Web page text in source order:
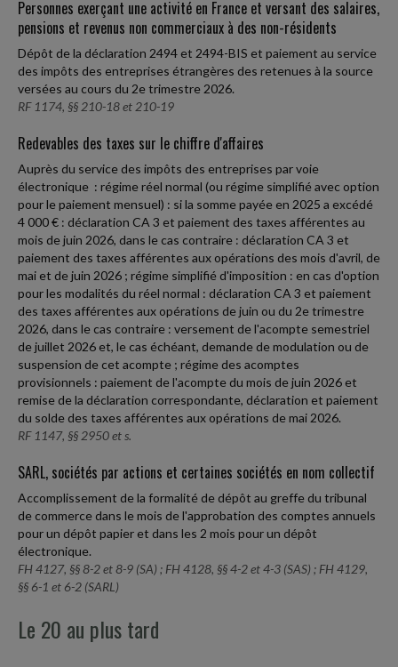
Personnes exerçant une activité en France et versant des salaires,
pensions et revenus non commerciaux à des non-résidents
Dépôt de la déclaration 2494 et 2494-BIS et paiement au service
des impôts des entreprises étrangères des retenues à la source
versées au cours du 2e trimestre 2026.
RF 1174, §§ 210-18 et 210-19
Redevables des taxes sur le chiffre d'affaires
Auprès du service des impôts des entreprises par voie
électronique : régime réel normal (ou régime simplifié avec option
pour le paiement mensuel) : si la somme payée en 2025 a excédé
4 000 € : déclaration CA 3 et paiement des taxes afférentes au
mois de juin 2026, dans le cas contraire : déclaration CA 3 et
paiement des taxes afférentes aux opérations des mois d'avril, de
mai et de juin 2026 ; régime simplifié d'imposition : en cas d'option
pour les modalités du réel normal : déclaration CA 3 et paiement
des taxes afférentes aux opérations de juin ou du 2e trimestre
2026, dans le cas contraire : versement de l'acompte semestriel
de juillet 2026 et, le cas échéant, demande de modulation ou de
suspension de cet acompte ; régime des acomptes
provisionnels : paiement de l'acompte du mois de juin 2026 et
remise de la déclaration correspondante, déclaration et paiement
du solde des taxes afférentes aux opérations de mai 2026.
RF 1147, §§ 2950 et s.
SARL, sociétés par actions et certaines sociétés en nom collectif
Accomplissement de la formalité de dépôt au greffe du tribunal
de commerce dans le mois de l'approbation des comptes annuels
pour un dépôt papier et dans les 2 mois pour un dépôt
électronique.
FH 4127, §§ 8-2 et 8-9 (SA) ; FH 4128, §§ 4-2 et 4-3 (SAS) ; FH 4129,
§§ 6-1 et 6-2 (SARL)
Le 20 au plus tard